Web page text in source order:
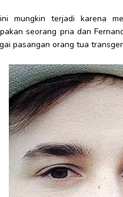
mungkin terjadi karena
seorang pria dan
pasangan orang tua